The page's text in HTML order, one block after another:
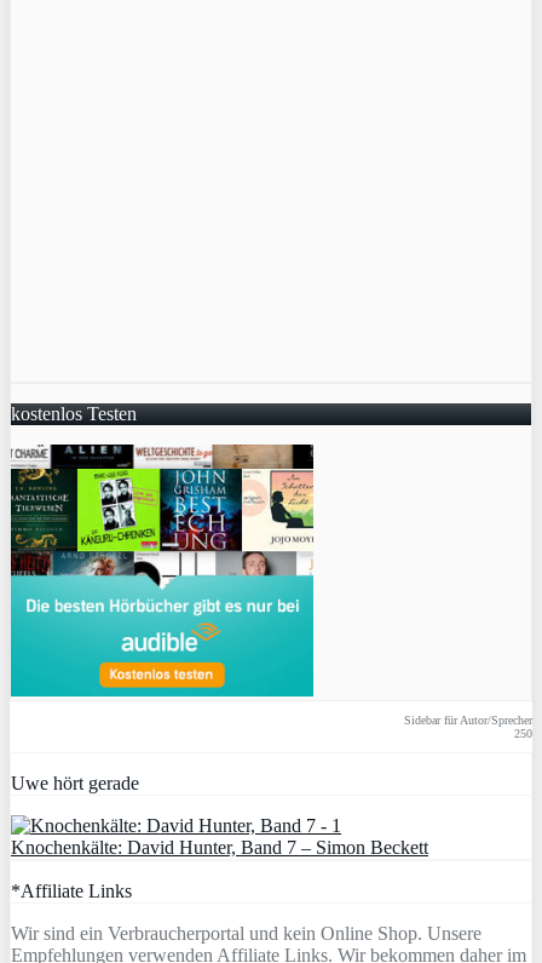
kostenlos Testen
Sidebar für Autor/Sprecher
250
Uwe hört gerade
Knochenkälte: David Hunter, Band 7 – Simon Beckett
*Affiliate Links
Wir sind ein Verbraucherportal und kein Online Shop. Unsere
Empfehlungen verwenden Affiliate Links. Wir bekommen daher im